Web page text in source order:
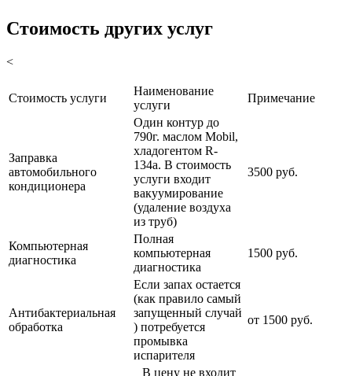
Стоимость других услуг
<
Стоимость услуги
Наименование
услуги
Примечание
Заправка
автомобильного
кондиционера
Один контур до
790г. маслом Mobil,
хладогентом R-
134a. В стоимость
услуги входит
вакуумирование
(удаление воздуха
из труб)
3500 руб.
Компьютерная
диагностика
Полная
компьютерная
диагностика
1500 руб.
Антибактериальная
обработка
Если запах остается
(как правило самый
запущенный случай
) потребуется
промывка
испарителя
от 1500 руб.
В цену не входит